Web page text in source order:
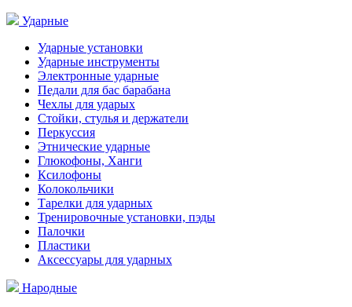
Ударные
Ударные установки
Ударные инструменты
Электронные ударные
Педали для бас барабана
Чехлы для ударых
Стойки, стулья и держатели
Перкуссия
Этнические ударные
Глюкофоны, Ханги
Ксилофоны
Колокольчики
Тарелки для ударных
Тренировочные установки, пэды
Палочки
Пластики
Аксессуары для ударных
Народные